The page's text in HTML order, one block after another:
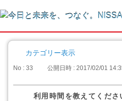
カテゴリー表示
No : 33 公開日時 : 2017/02/01
利用時間を教えてくださ